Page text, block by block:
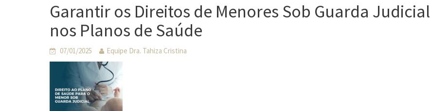
Garantir os Direitos de Menores Sob Guarda Judicial
nos Planos de Saúde
07/01/2025 Equipe Dra. Tahiza Cristina